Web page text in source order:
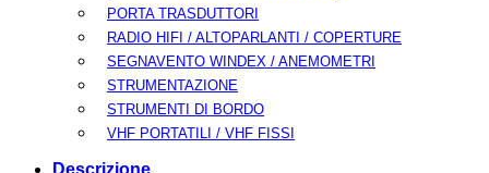
PORTA TRASDUTTORI
RADIO HIFI / ALTOPARLANTI / COPERTURE
SEGNAVENTO WINDEX / ANEMOMETRI
STRUMENTAZIONE
STRUMENTI DI BORDO
VHF PORTATILI / VHF FISSI